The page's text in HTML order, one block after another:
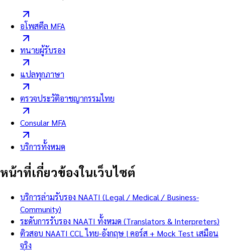
อโพสตีล MFA
ทนายผู้รับรอง
แปลทุกภาษา
ตรวจประวัติอาชญากรรมไทย
Consular MFA
บริการทั้งหมด
หน้าที่เกี่ยวข้องในเว็บไซต์
บริการล่ามรับรอง NAATI (Legal / Medical / Business-
Community)
ระดับการรับรอง NAATI ทั้งหมด (Translators & Interpreters)
ติวสอบ NAATI CCL ไทย-อังกฤษ | คอร์ส + Mock Test เสมือน
จริง